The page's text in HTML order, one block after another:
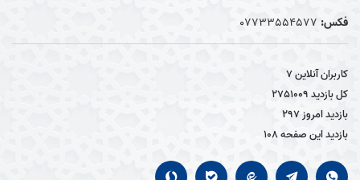
فکس: 07733554577
کاربران آنلاین7
کل بازدید2751009
بازدید امروز297
بازدید این صفحه108